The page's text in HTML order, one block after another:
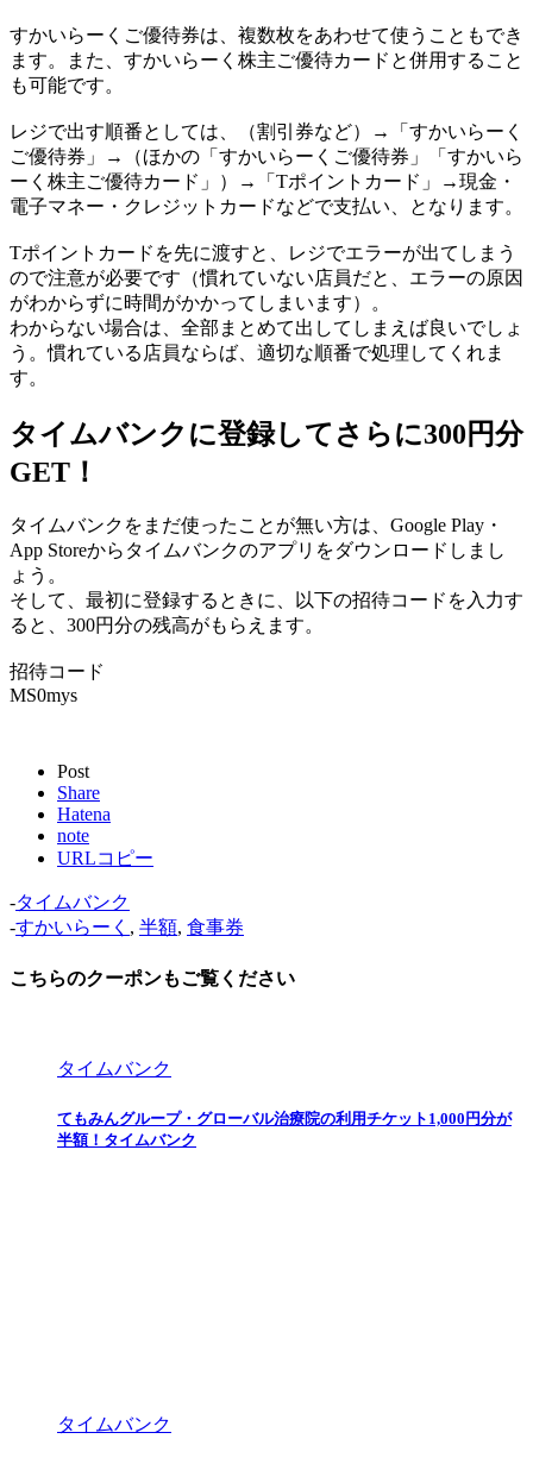
すかいらーくご優待券は、複数枚をあわせて使うこともでき
ます。また、すかいらーく株主ご優待カードと併用すること
も可能です。
レジで出す順番としては、（割引券など）→「すかいらーく
ご優待券」→（ほかの「すかいらーくご優待券」「すかいら
ーく株主ご優待カード」）→「Tポイントカード」→現金・
電子マネー・クレジットカードなどで支払い、となります。
Tポイントカードを先に渡すと、レジでエラーが出てしまう
ので注意が必要です（慣れていない店員だと、エラーの原因
がわからずに時間がかかってしまいます）。
わからない場合は、全部まとめて出してしまえば良いでしょ
う。慣れている店員ならば、適切な順番で処理してくれま
す。
タイムバンクに登録してさらに300円分
GET！
タイムバンクをまだ使ったことが無い方は、Google Play・
App Storeからタイムバンクのアプリをダウンロードしまし
ょう。
そして、最初に登録するときに、以下の招待コードを入力す
ると、300円分の残高がもらえます。
招待コード
MS0mys
Post
Share
Hatena
note
URLコピー
-タイムバンク
-すかいらーく , 半額, 食事券
こちらのクーポンもご覧ください
タイムバンク
てもみんグループ・グローバル治療院の利用チケット1,000円分が
半額！タイムバンク
タイムバンク